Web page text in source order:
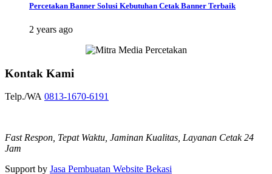
Percetakan Banner Solusi Kebutuhan Cetak Banner Terbaik
2 years ago
Kontak Kami
Telp./WA 0813-1670-6191
Fast Respon, Tepat Waktu, Jaminan Kualitas, Layanan Cetak 24
Jam
Support by Jasa Pembuatan Website Bekasi